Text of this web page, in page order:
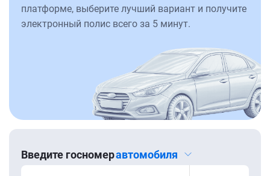
платформе, выберите лучший вариант и получите
электронный полис всего за 5 минут.
Введите госномеравтомобиля